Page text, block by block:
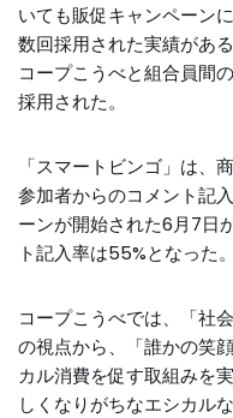
いても販促キャンペーン
数回採用された実績があ
コープこうべと組合員間
採用された。
「スマートビンゴ」は、
参加者からのコメント記
ーンが開始された6月7日
ト記入率は55%となった。
コープこうべでは、「社
の視点から、「誰かの笑
カル消費を促す取組みを
しくなりがちなエシカル